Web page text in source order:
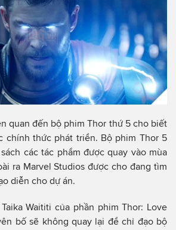
quan đến bộ phim Thor thứ 5 cho biết
chính thức phát triển. Bộ phim Thor 5
các tác phẩm được quay vào mùa
ra Marvel Studios được cho đang tìm
diễn cho dự án.
Waititi của phần phim Thor: Love
bố sẽ không quay lại để chỉ đạo bộ